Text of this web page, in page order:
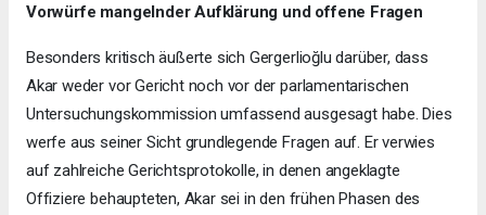
Vorwürfe mangelnder Aufklärung und offene Fragen
Besonders kritisch äußerte sich Gergerlioğlu darüber, dass
Akar weder vor Gericht noch vor der parlamentarischen
Untersuchungskommission umfassend ausgesagt habe. Dies
werfe aus seiner Sicht grundlegende Fragen auf. Er verwies
auf zahlreiche Gerichtsprotokolle, in denen angeklagte
Offiziere behaupteten, Akar sei in den frühen Phasen des